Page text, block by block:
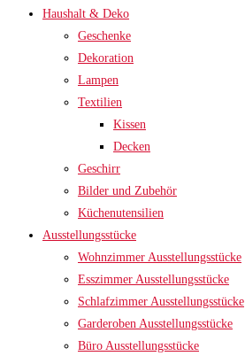
Haushalt & Deko
Geschenke
Dekoration
Lampen
Textilien
Kissen
Decken
Geschirr
Bilder und Zubehör
Küchenutensilien
Ausstellungsstücke
Wohnzimmer Ausstellungsstücke
Esszimmer Ausstellungsstücke
Schlafzimmer Ausstellungsstücke
Garderoben Ausstellungsstücke
Büro Ausstellungsstücke